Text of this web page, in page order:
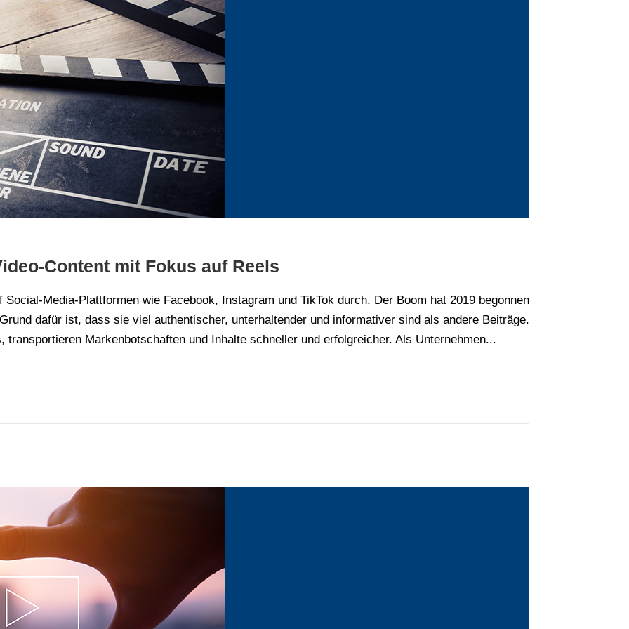
Content mit Fokus auf Reels
Media-Plattformen wie Facebook, Instagram und TikTok durch. Der Boom hat 2019 begonnen
dafür ist, dass sie viel authentischer, unterhaltender und informativer sind als andere Beiträge.
transportieren Markenbotschaften und Inhalte schneller und erfolgreicher. Als Unternehmen...